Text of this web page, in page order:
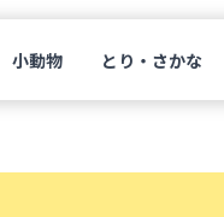
小動物 とり・さかな